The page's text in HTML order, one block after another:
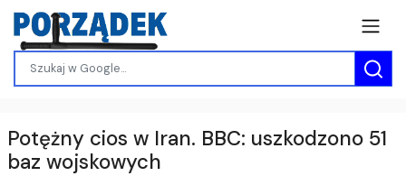
Potężny cios w Iran. BBC: uszkodzono 51
baz wojskowych